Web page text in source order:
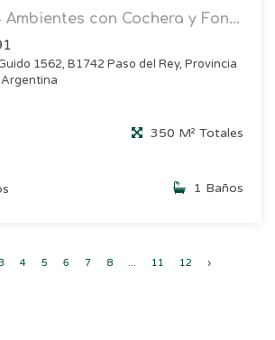
Ambientes con Cochera y Fon...
1562, B1742 Paso del Rey, Provincia
350 M² Totales
1 Baños
4 5 6 7 8 ... 11 12 ›